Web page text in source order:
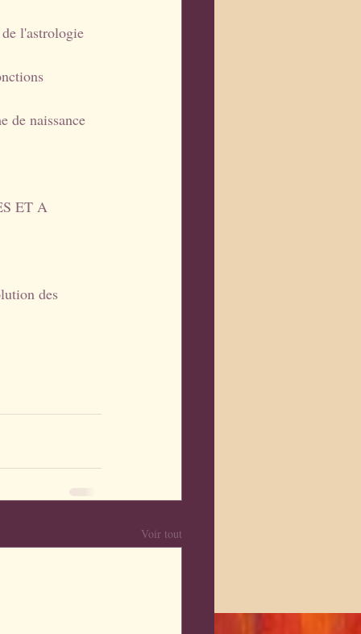
l'astrologie
de naissance
ET A
des
Voir tout